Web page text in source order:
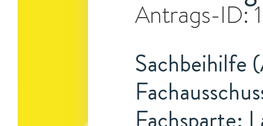
Antrags-ID:
Sachbeihilfe